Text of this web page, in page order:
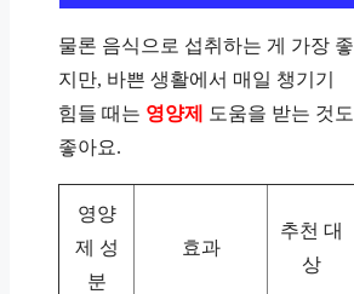
물론 음식으로 섭취하는 게 가장 좋
지만, 바쁜 생활에서 매일 챙기기
힘들 때는 영양제
도움을 받는 것도
좋아요.
영양
제 성
분
효과
추천 대
상